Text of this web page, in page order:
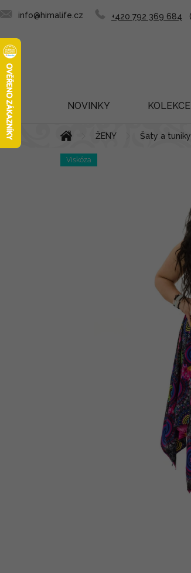
Přejít
na
obsah
+420 792 369 684
info@himalife.cz
NOVINKY KOLEKCE
Domů ŽENY Šaty a tuniky
Viskóza